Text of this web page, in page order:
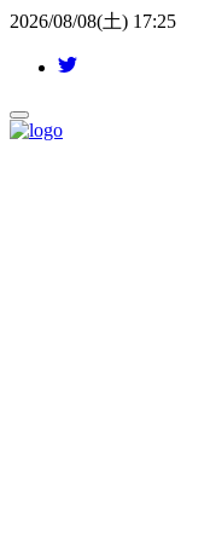
2026/08/08(土) 17:25